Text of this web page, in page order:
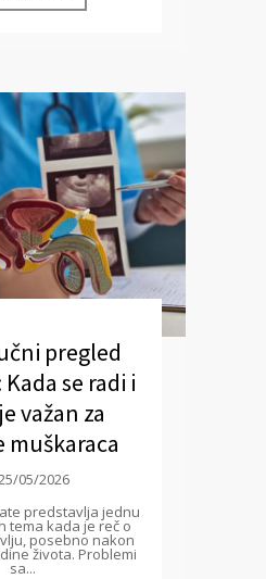
pregled
se radi i
važan za
muškaraca
05/2026
predstavlja jednu
tema kada je reč o
posebno nakon
života. Problemi
sa...